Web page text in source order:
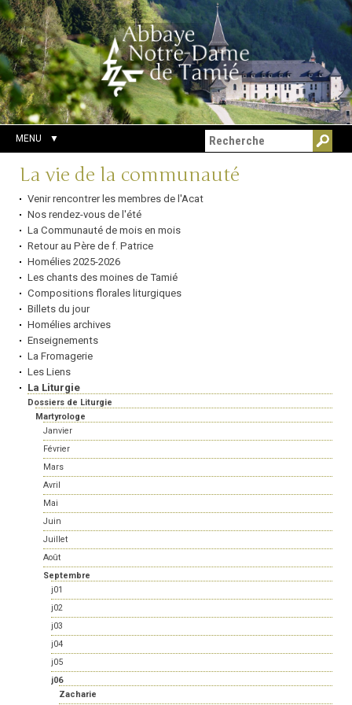
Aller
au
contenu.
|
Aller
à
la
navigation
Outils
personnels
Chercher par
Recherche
avancée…
MENU
Navigation
La vie de la communauté
Venir rencontrer les membres de l'Acat
Nos rendez-vous de l'été
La Communauté de mois en mois
Retour au Père de f. Patrice
Homélies 2025-2026
Les chants des moines de Tamié
Compositions florales liturgiques
Billets du jour
Homélies archives
Enseignements
La Fromagerie
Les Liens
La Liturgie
Dossiers de Liturgie
Martyrologe
Janvier
Février
Mars
Avril
Mai
Juin
Juillet
Août
Septembre
j01
j02
j03
j04
j05
j06
Zacharie